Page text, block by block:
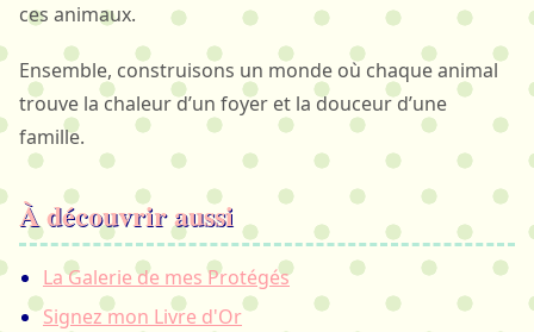
ces animaux.
Ensemble, construisons un monde où chaque animal
trouve la chaleur d’un foyer et la douceur d’une
famille.
À découvrir aussi
La Galerie de mes Protégés
Signez mon Livre d'Or